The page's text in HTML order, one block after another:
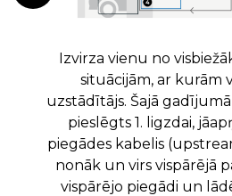
Izvirza vienu no
situācijām, ar kurām
uzstādītājs. Šajā
pieslēgts 1. ligzdai,
piegādes kabelis
nonāk un virs vispārējā
vispārējo piegādi un